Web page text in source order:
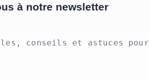
à notre newsletter
conseils et astuces